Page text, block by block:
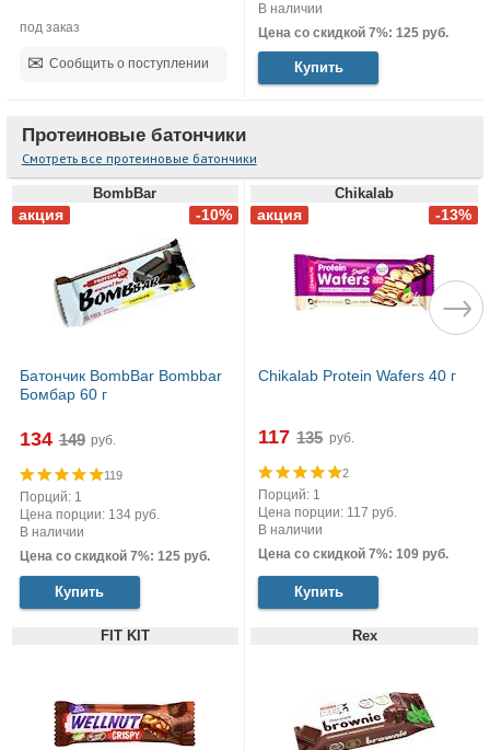
под заказ
Сообщить о поступлении
В наличии
Цена со скидкой 7%: 125 руб.
Купить
Протеиновые батончики
Смотреть все протеиновые батончики
BombBar
Батончик BombBar Bombbar
Бомбар 60 г
134 руб.
119
Порций: 1
Цена порции: 134 руб.
В наличии
Цена со скидкой 7%: 125 руб.
Купить
Chikalab
Chikalab Protein Wafers 40 г
117 руб.
2
Порций: 1
Цена порции: 117 руб.
В наличии
Цена со скидкой 7%: 109 руб.
Купить
FIT KIT Rex